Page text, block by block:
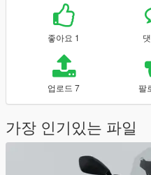
좋아요 1
업로드 7 팔
가장 인기있는 파일